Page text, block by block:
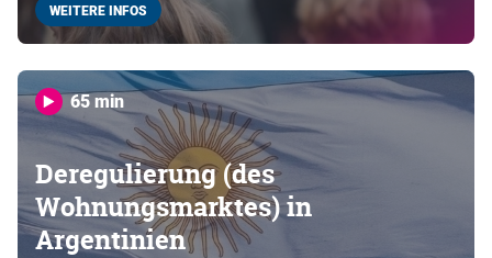
WEITERE INFOS
65 min
Deregulierung (des
Wohnungsmarktes) in
Argentinien